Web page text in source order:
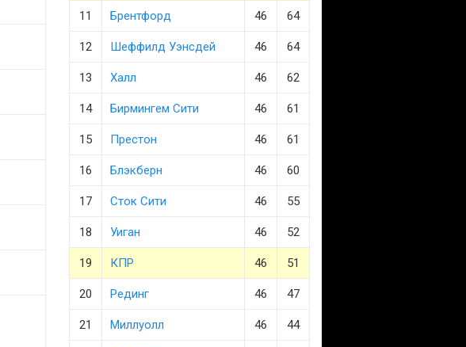
11 Брентфорд 46 64
12 Шеффилд Уэнсдей 46 64
13 Халл 46 62
14 Бирмингем Сити 46 61
15 Престон 46 61
16 Блэкберн 46 60
17 Сток Сити 46 55
18 Уиган 46 52
19 КПР 46 51
20 Рединг 46 47
21 Миллуолл 46 44